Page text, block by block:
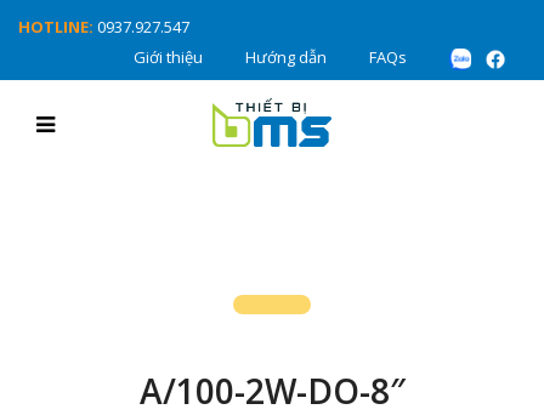
HOTLINE: 0937.927.547
Giới thiệu
Hướng dẫn FAQs
A/100-2W-DO-8″